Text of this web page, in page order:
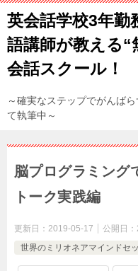
英会話学校3年勤
語講師が教える
会話スクール！
～確実なステップでがんば
て執筆中～
脳プログラミング
トーク実践編
更新日： 2019-05-17 公開日：
世界のミリオネアマインドセ